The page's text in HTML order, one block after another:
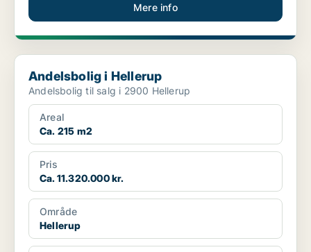
Mere info
Andelsbolig i Hellerup
Andelsbolig i Hellerup
Andelsbolig til salg i 2900 Hellerup
Areal
Ca. 215 m2
Pris
Ca. 11.320.000 kr.
Område
Hellerup